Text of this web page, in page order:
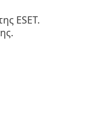
ESET.